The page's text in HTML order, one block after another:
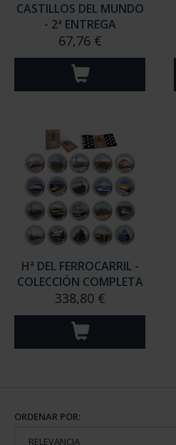
CASTILLOS DEL MUNDO
- 2ª ENTREGA
67,76 €
Hª DEL FERROCARRIL -
COLECCIÓN COMPLETA
338,80 €
ORDENAR POR: